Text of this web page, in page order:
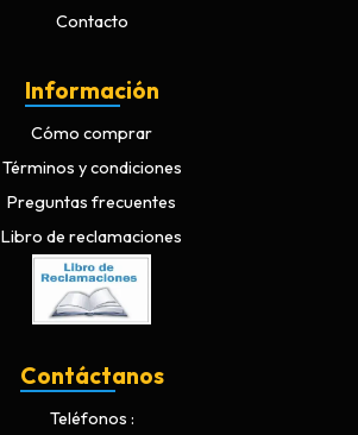
Contacto
Información
Cómo comprar
Términos y condiciones
Preguntas frecuentes
Libro de reclamaciones
Contáctanos
Teléfonos